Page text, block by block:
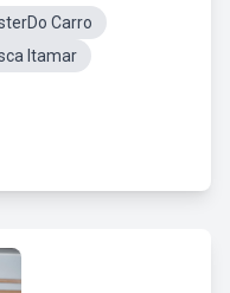
Carro
Itamar